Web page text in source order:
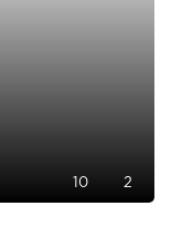
10 2